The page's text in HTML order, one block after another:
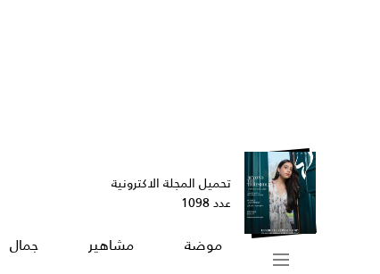
تحميل المجلة الاكترونية
عدد 1098
موضة مشاهير جمال